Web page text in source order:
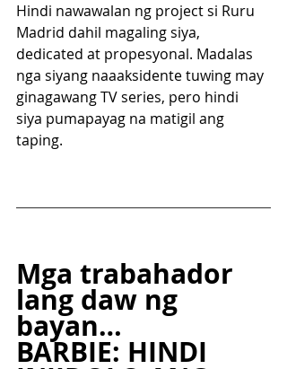
Hindi nawawalan ng project si Ruru
Madrid dahil magaling siya,
dedicated at propesyonal. Madalas
nga siyang naaaksidente tuwing may
ginagawang TV series, pero hindi
siya pumapayag na matigil ang
taping.
Mga trabahador
lang daw ng
bayan…
BARBIE: HINDI